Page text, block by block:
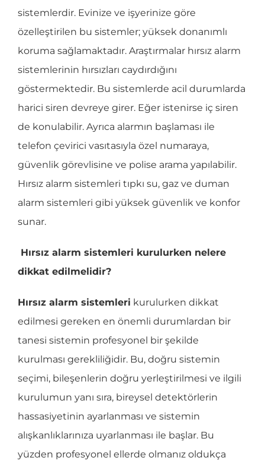
sistemlerdir. Evinize ve işyerinize göre
özelleştirilen bu sistemler; yüksek donanımlı
koruma sağlamaktadır. Araştırmalar hırsız alarm
sistemlerinin hırsızları caydırdığını
göstermektedir. Bu sistemlerde acil durumlarda
harici siren devreye girer. Eğer istenirse iç siren
de konulabilir. Ayrıca alarmın başlaması ile
telefon çevirici vasıtasıyla özel numaraya,
güvenlik görevlisine ve polise arama yapılabilir.
Hırsız alarm sistemleri tıpkı su, gaz ve duman
alarm sistemleri gibi yüksek güvenlik ve konfor
sunar.
Hırsız alarm sistemleri kurulurken nelere
dikkat edilmelidir?
Hırsız alarm sistemleri kurulurken dikkat
edilmesi gereken en önemli durumlardan bir
tanesi sistemin profesyonel bir şekilde
kurulması gerekliliğidir. Bu, doğru sistemin
seçimi, bileşenlerin doğru yerleştirilmesi ve ilgili
kurulumun yanı sıra, bireysel detektörlerin
hassasiyetinin ayarlanması ve sistemin
alışkanlıklarınıza uyarlanması ile başlar. Bu
yüzden profesyonel ellerde olmanız oldukça